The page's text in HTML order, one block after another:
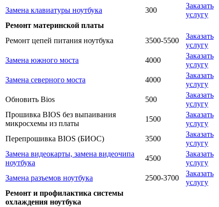
Замена клавиатуры ноутбука
300
Заказать
услугу
Ремонт материнской платы
Ремонт цепей питания ноутбука
3500-5500
Заказать
услугу
Замена южного моста
4000
Заказать
услугу
Замена северного моста
4000
Заказать
услугу
Обновить Bios
500
Заказать
услугу
Прошивка BIOS без выпаивания
микросхемы из платы
1500
Заказать
услугу
Перепрошивка BIOS (БИОС)
3500
Заказать
услугу
Замена видеокарты, замена видеочипа
ноутбука
4500
Заказать
услугу
Замена разъемов ноутбука
2500-3700
Заказать
услугу
Ремонт и профилактика системы
охлаждения ноутбука